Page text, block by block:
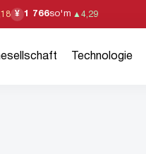
¥ 1 766so'm ▲ 4,29
Technologie